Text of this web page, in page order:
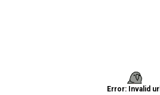
Error: Invalid url